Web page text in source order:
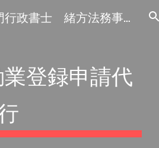
Skip to navigation
金融許認可専門行政書士 緒方法務事務所
登録申請代